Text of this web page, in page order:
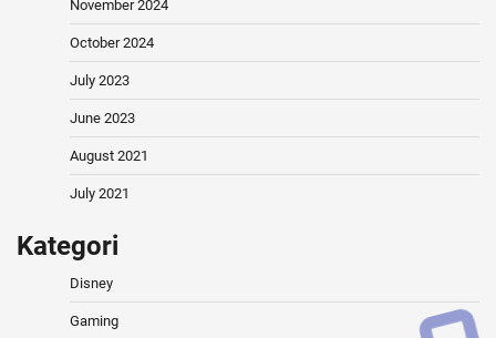
November 2024
October 2024
July 2023
June 2023
August 2021
July 2021
Kategori
Disney
Gaming